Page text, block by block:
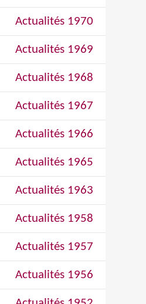
Actualités 1970
Actualités 1969
Actualités 1968
Actualités 1967
Actualités 1966
Actualités 1965
Actualités 1963
Actualités 1958
Actualités 1957
Actualités 1956